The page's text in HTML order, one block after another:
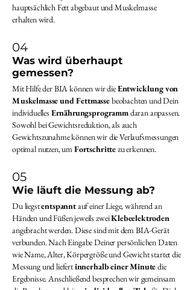
hauptsächlich Fett abgebaut und Muskelmasse
erhalten wird.
04
Was wird überhaupt
gemessen?
Mit Hilfe der BIA können wir dieEntwicklung von
Muskelmasse und Fettmassebeobachten und Dein
individuelles Ernährungsprogrammdaran anpassen.
Sowohl bei Gewichtsreduktion, als auch
Gewichtszunahme können wir die Verlaufsmessungen
optimal nutzen, umFortschrittezu erkennen.​
05
Wie läuft die Messung ab?
Du liegstentspanntauf einer Liege, während an
Händen und Füßen jeweils zweiKlebeelektroden
angebracht werden. Diese sind mit dem BIA-Gerät
verbunden. Nach Eingabe Deiner persönlichen Daten
wie Name, Alter, Körpergröße und Gewicht startet die
Messung und liefertinnerhalbeinerMinutedie
Ergebnisse. Anschließend besprechen wir gemeinsam